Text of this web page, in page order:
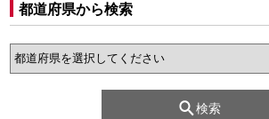
都道府県から検索
検索